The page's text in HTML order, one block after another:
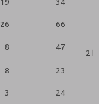
26 66
8 47
2
8 23
3 24